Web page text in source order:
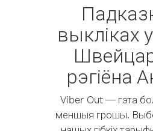
выкліках
рэгіёна
Viber Out — гэта
меншыя грошы.